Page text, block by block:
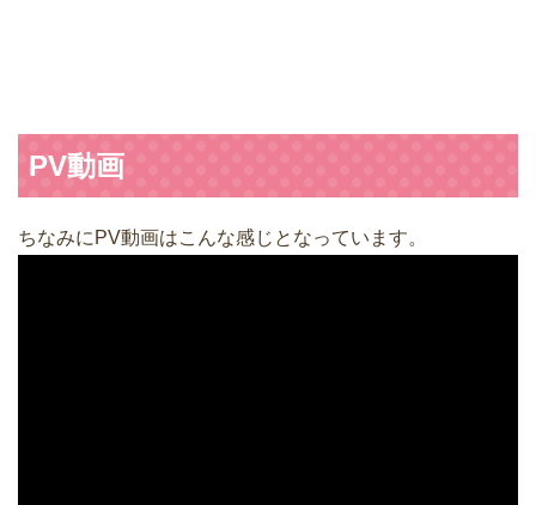
PV動画
ちなみにPV動画はこんな感じとなっています。